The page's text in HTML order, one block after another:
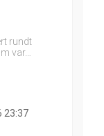
rundt
var…
23:37